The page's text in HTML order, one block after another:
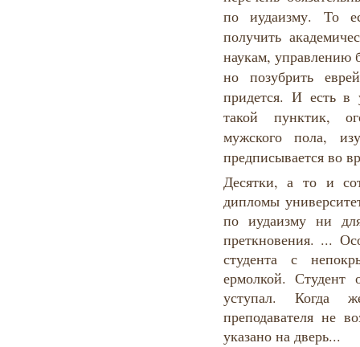
по иудаизму. То
получить
наукам, управлению
но позубрить
придется. И есть в
такой пунктик,
мужского пола,
предписывается во
Десятки, а то и
дипломы
по иудаизму ни
преткновения. ...
студента с
ермолкой. Студент
уступал. Когда
преподавателя не
указано на дверь...